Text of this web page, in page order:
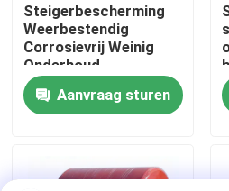
Vraag een offerte
Dok Rubberstootkussen
Pneumatisch
Steigerbescherming
Weerbestendig
Corrosievrij Weinig
Onderhoud
Aanvraag sturen